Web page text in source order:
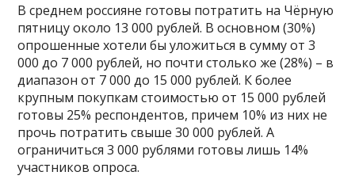
В среднем россияне готовы потратить на Чёрную
пятницу около 13 000 рублей. В основном (30%)
опрошенные хотели бы уложиться в сумму от 3
000 до 7 000 рублей, но почти столько же (28%) – в
диапазон от 7 000 до 15 000 рублей. К более
крупным покупкам стоимостью от 15 000 рублей
готовы 25% респондентов, причем 10% из них не
прочь потратить свыше 30 000 рублей. А
ограничиться 3 000 рублями готовы лишь 14%
участников опроса.